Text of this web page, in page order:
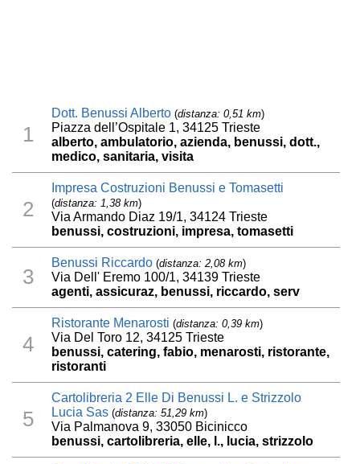
1
Dott. Benussi Alberto (distanza: 0,51 km)
Piazza dell’Ospitale 1, 34125 Trieste
alberto, ambulatorio, azienda, benussi, dott.,
medico, sanitaria, visita
2
Impresa Costruzioni Benussi e Tomasetti
(distanza: 1,38 km)
Via Armando Diaz 19/1, 34124 Trieste
benussi, costruzioni, impresa, tomasetti
3
Benussi Riccardo (distanza: 2,08 km)
Via Dell' Eremo 100/1, 34139 Trieste
agenti, assicuraz, benussi, riccardo, serv
4
Ristorante Menarosti (distanza: 0,39 km)
Via Del Toro 12, 34125 Trieste
benussi, catering, fabio, menarosti, ristorante,
ristoranti
5
Cartolibreria 2 Elle Di Benussi L. e Strizzolo
Lucia Sas (distanza: 51,29 km)
Via Palmanova 9, 33050 Bicinicco
benussi, cartolibreria, elle, l., lucia, strizzolo